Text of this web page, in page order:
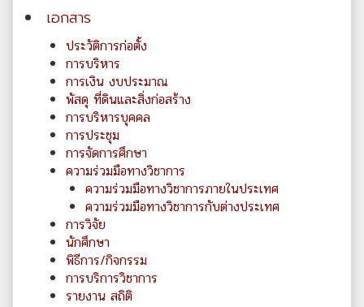
เอกสาร
ประวัติการก่อตั้ง
การบริหาร
การเงิน งบประมาณ
พัสดุ ที่ดินและสิ่งก่อสร้าง
การบริหารบุคคล
การประชุม
การจัดการศึกษา
ความร่วมมือทางวิชาการ
ความร่วมมือทางวิชาการภายในประเทศ
ความร่วมมือทางวิชาการกับต่างประเทศ
การวิจัย
นักศึกษา
พิธีการ/กิจกรรม
การบริการวิชาการ
รายงาน สถิติ